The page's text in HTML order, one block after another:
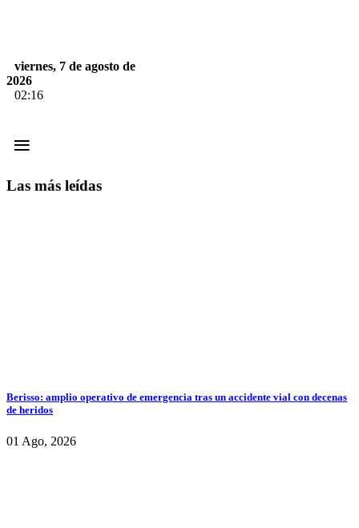
viernes, 7 de agosto de
2026
02:16
≡
Las más leídas
Berisso: amplio operativo de emergencia tras un accidente vial con decenas
de heridos
01 Ago, 2026